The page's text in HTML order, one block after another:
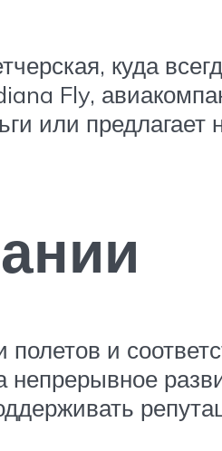
куда
Fly,
или предлагает
полетов и
непрерывное